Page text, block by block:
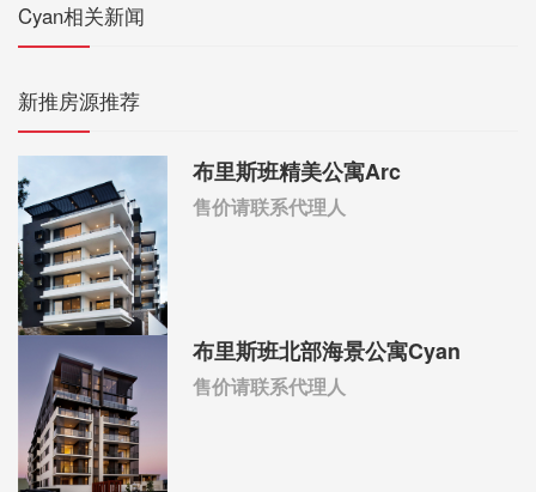
Cyan相关新闻
新推房源推荐
布里斯班精美公寓Arc
售价请联系代理人
布里斯班北部海景公寓Cyan
售价请联系代理人